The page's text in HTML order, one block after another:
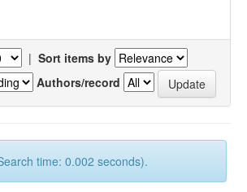
| Sort items by
Authors/record
time: 0.002 seconds).